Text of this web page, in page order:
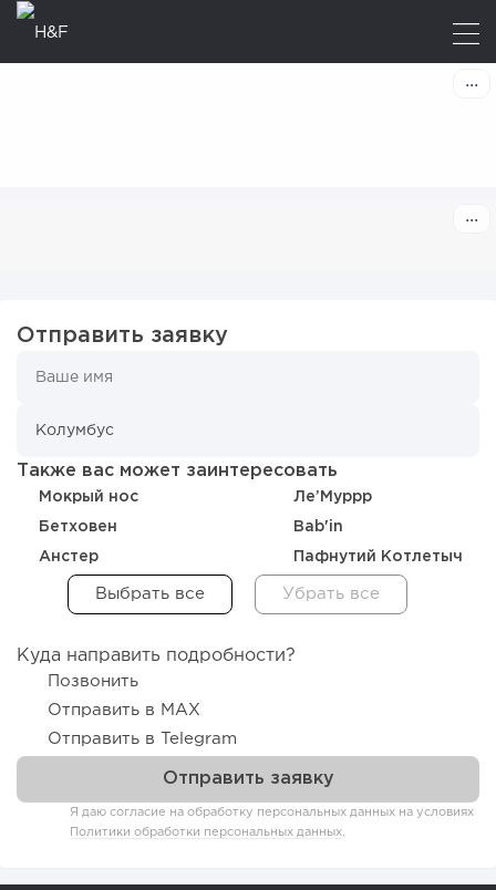
Отправить заявку
Также вас может заинтересовать
Мокрый нос Ле’Муррр
Бетховен Bab'in
Анстер Пафнутий Котлетыч
Куда направить подробности?
Позвонить
Отправить в MAX
Отправить в Telegram
Я даю согласие на обработку персональных данных на условиях
Политики обработки персональных данных.